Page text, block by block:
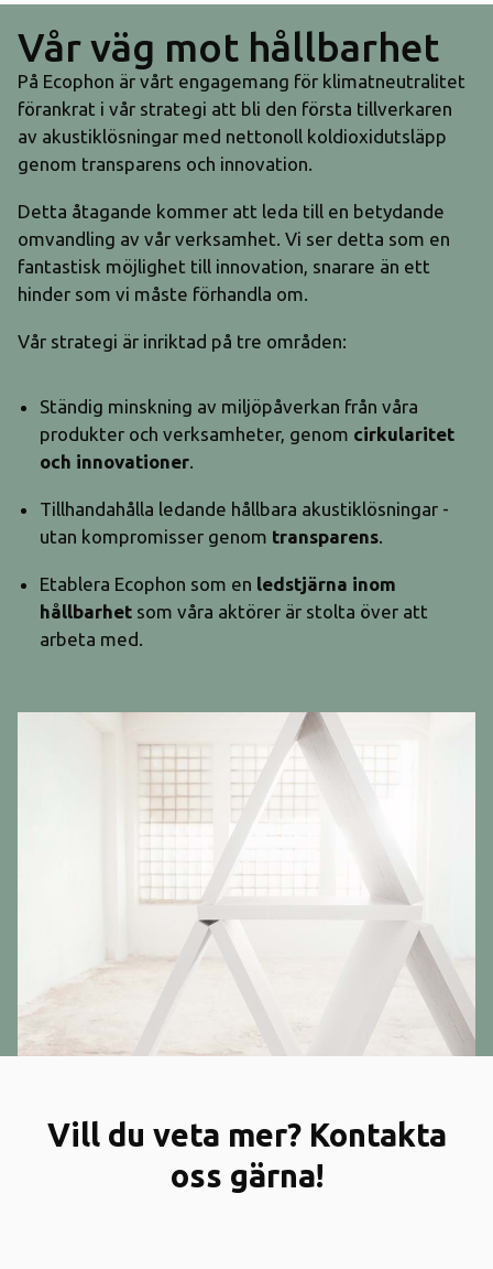
Vår väg mot hållbarhet
På Ecophon är vårt engagemang för klimatneutralitet
förankrat i vår strategi att bli den första tillverkaren
av akustiklösningar med nettonoll koldioxidutsläpp
genom transparens och innovation.
Detta åtagande kommer att leda till en betydande
omvandling av vår verksamhet. Vi ser detta som en
fantastisk möjlighet till innovation, snarare än ett
hinder som vi måste förhandla om.
Vår strategi är inriktad på tre områden:
Ständig minskning av miljöpåverkan från våra
produkter och verksamheter, genom cirkularitet
och innovationer.
Tillhandahålla ledande hållbara akustiklösningar -
utan kompromisser genom transparens.
Etablera Ecophon som en ledstjärna inom
hållbarhet som våra aktörer är stolta över att
arbeta med.
Vill du veta mer? Kontakta
oss gärna!